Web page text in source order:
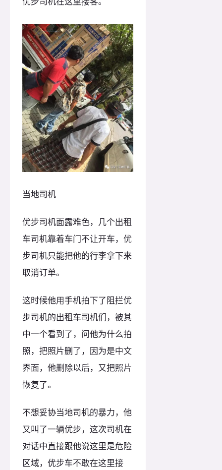
当地司机
优步司机面露难色，几个出租
车司机靠着车门不让开车，优
步司机只能把他的行李拿下来
取消订单。
这时候他用手机拍下了阻拦优
步司机的出租车司机们，被其
中一个看到了，问他为什么拍
照，把照片删了，因为是中文
界面，他删除以后，又把照片
恢复了。
不想妥协当地司机的暴力，他
又叫了一辆优步，这次司机在
对话中直接跟他说这里是危险
区域，优步车不敢在这里接